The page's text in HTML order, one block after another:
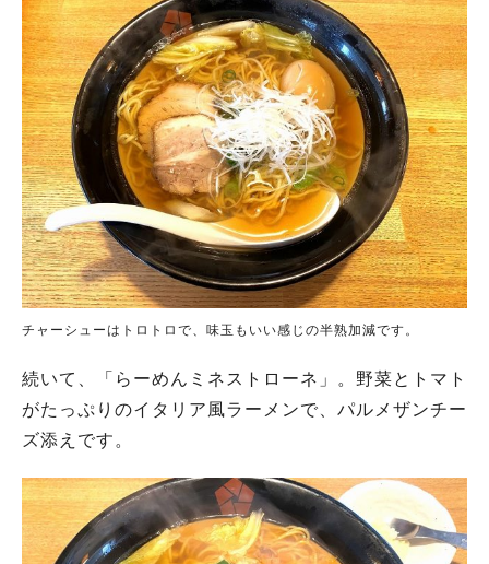
チャーシューはトロトロで、味玉もいい感じの半熟加減です。
続いて、「らーめんミネストローネ」。野菜とトマト
がたっぷりのイタリア風ラーメンで、パルメザンチー
ズ添えです。